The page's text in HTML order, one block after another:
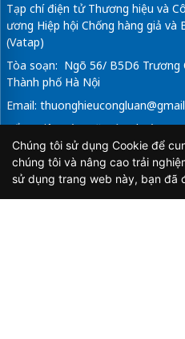
Tạp chí điện tử Thương hiệu và
ương Hiệp hội Chống hàng giả
(Vatap)
Tòa soạn: Ngõ 56/ B5D6 Trương
Thành phố Hà Nội
Email:
Tổng Biên Tập: Vũ Đức Thuận
Giấy phép hoạt động báo chí
Thông tin và Truyền thông cấp
Chúng tôi sử dụng Cookie để
chúng tôi và nâng cao trải
sử dụng trang web này, bạn đã